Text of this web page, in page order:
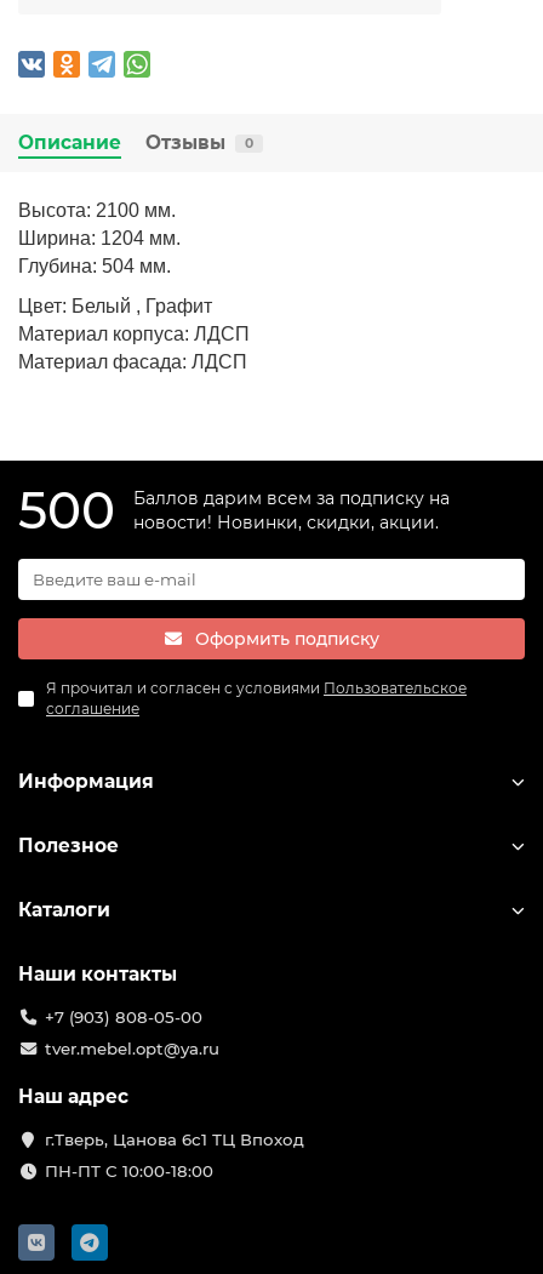
Описание Отзывы 0
Высота: 2100 мм.
Ширина: 1204 мм.
Глубина: 504 мм.
Цвет: Белый , Графит
Материал корпуса: ЛДСП
Материал фасада: ЛДСП
500
Баллов дарим всем за подписку на
новости! Новинки, скидки, акции.
Оформить подписку
Я прочитал и согласен с условиями Пользовательское
соглашение
Информация
Полезное
Каталоги
Наши контакты
+7 (903) 808-05-00
tver.mebel.opt@ya.ru
Наш адрес
г.Тверь, Цанова 6с1 ТЦ Впоход
ПН-ПТ С 10:00-18:00